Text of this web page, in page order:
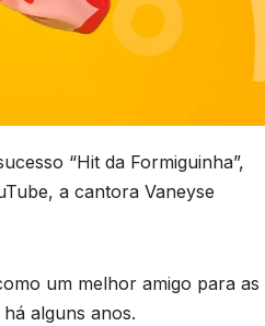
“Hit da Formiguinha”,
a cantora Vaneyse
um melhor amigo para as
alguns anos.